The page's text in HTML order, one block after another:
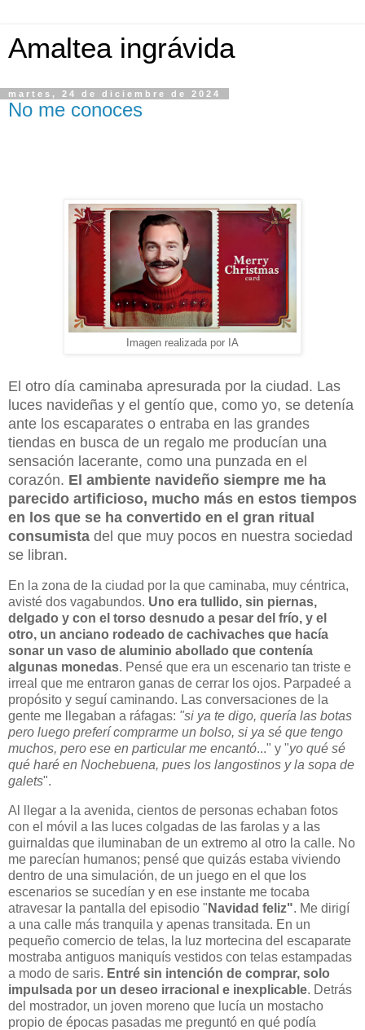
Amaltea ingrávida
martes, 24 de diciembre de 2024
No me conoces
Imagen realizada por IA
El otro día caminaba apresurada por la ciudad. Las
luces navideñas y el gentío que, como yo, se detenía
ante los escaparates o entraba en las grandes
tiendas en busca de un regalo me producían una
sensación lacerante, como una punzada en el
corazón. El ambiente navideño siempre me ha
parecido artificioso, mucho más en estos tiempos
en los que se ha convertido en el gran ritual
consumista del que muy pocos en nuestra sociedad
se libran.
En la zona de la ciudad por la que caminaba, muy céntrica,
avisté dos vagabundos. Uno era tullido, sin piernas,
delgado y con el torso desnudo a pesar del frío, y el
otro, un anciano rodeado de cachivaches que hacía
sonar un vaso de aluminio abollado que contenía
algunas monedas. Pensé que era un escenario tan triste e
irreal que me entraron ganas de cerrar los ojos. Parpadeé a
propósito y seguí caminando. Las conversaciones de la
gente me llegaban a ráfagas: "si ya te digo, quería las botas
pero luego preferí comprarme un bolso, si ya sé que tengo
muchos, pero ese en particular me encantó..." y "yo qué sé
qué haré en Nochebuena, pues los langostinos y la sopa de
galets".
Al llegar a la avenida, cientos de personas echaban fotos
con el móvil a las luces colgadas de las farolas y a las
guirnaldas que iluminaban de un extremo al otro la calle. No
me parecían humanos; pensé que quizás estaba viviendo
dentro de una simulación, de un juego en el que los
escenarios se sucedían y en ese instante me tocaba
atravesar la pantalla del episodio " Navidad feliz". Me dirigí
a una calle más tranquila y apenas transitada. En un
pequeño comercio de telas, la luz mortecina del escaparate
mostraba antiguos maniquís vestidos con telas estampadas
a modo de saris. Entré sin intención de comprar, solo
impulsada por un deseo irracional e inexplicable. Detrás
del mostrador, un joven moreno que lucía un mostacho
propio de épocas pasadas me preguntó en qué podía